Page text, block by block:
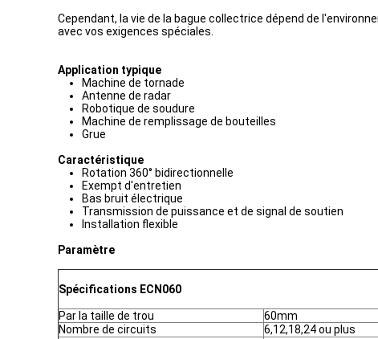
Cependant, la vie de la bague collectrice dépend de
avec vos exigences spéciales.
Application typique
Machine de tornade
Antenne de radar
Robotique de soudure
Machine de remplissage de bouteilles
Grue
Caractéristique
Rotation 360° bidirectionnelle
Exempt d'entretien
Bas bruit électrique
Transmission de puissance et de signal de soutien
Installation flexible
Paramètre
Spécifications ECN060
Par la taille de trou
60mm
Nombre de circuits
6,12,18,24 ou plus